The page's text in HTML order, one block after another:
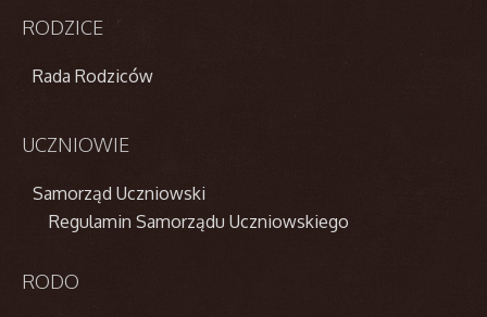
RODZICE
Rada Rodziców
UCZNIOWIE
Samorząd Uczniowski
Regulamin Samorządu Uczniowskiego
RODO